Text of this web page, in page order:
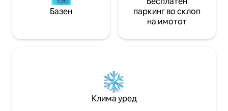
Базен
паркинг во склоп
на имотот
Клима уред